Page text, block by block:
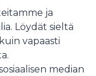
sijainti
mukaan
myös
voidaan
ja
Löydät sieltä
vapaasti
median